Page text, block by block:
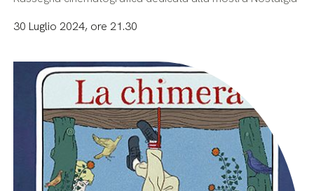
30 Luglio 2024, ore 21.30